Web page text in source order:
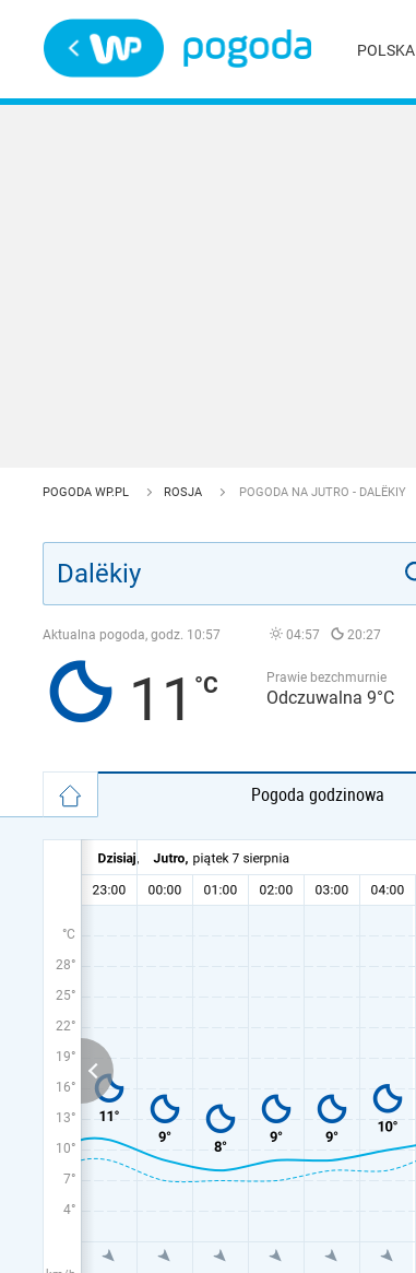
POLSKA
POGODA WP.PL ROSJA POGODA NA JUTRO - DALËKIY
Aktualna pogoda, godz. 10:57 04:57 20:27
11 Prawie bezchmurnie
Odczuwalna 9°C
Pogoda godzinowa
°C
28°
25°
22°
19°
16°
13°
10°
7°
4°